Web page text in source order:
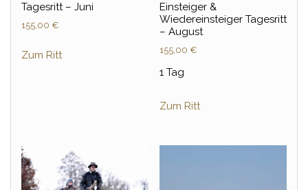
Tagesritt – Juni
155,00 €
Zum Ritt
Einsteiger &
Wiedereinsteiger Tagesritt
– August
155,00 €
1 Tag
Zum Ritt